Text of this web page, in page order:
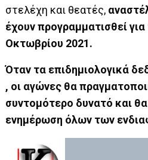
στελέχη και θεατές,
έχουν προγραμματισθεί
Οκτωβρίου 2021.
Όταν τα επιδημιολογικά
, οι αγώνες θα
συντομότερο δυνατό και
ενημέρωση όλων των